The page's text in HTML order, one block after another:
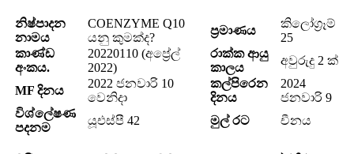
නිෂ්පාදන
නාමය
COENZYME Q10
යනු කුමක්ද?
ප්‍රමාණය
කිලෝග්‍රෑම්
25
කාණ්ඩ
අංකය.
20220110 (අප්‍රේල්
2022)
රාක්ක ආයු
කාලය
අවුරුදු 2 ක්
MF දිනය
2022 ජනවාරි 10
වෙනිදා
කල්පිරෙන
දිනය
2024
ජනවාරි 9
විශ්ලේෂණ
පදනම
යූඑස්පී 42 මුල් රට චීනය